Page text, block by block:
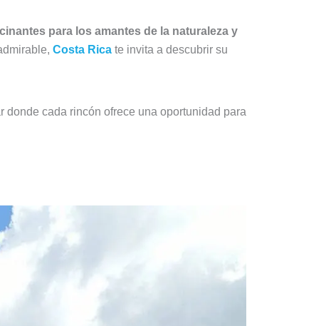
para los amantes de la naturaleza y
Costa Rica te invita a descubrir su
donde cada rincón ofrece una oportunidad para